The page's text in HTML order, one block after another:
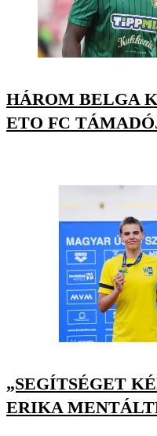
HÁROM BELGA
ETO FC
„SEGÍTSÉGET
ERIKA